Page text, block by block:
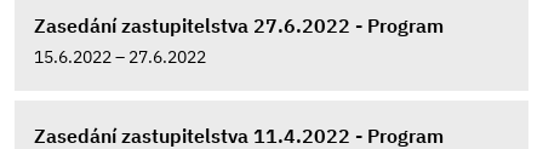
Zasedání zastupitelstva 27.6.2022 - Program
15.6.2022 – 27.6.2022
Zasedání zastupitelstva 11.4.2022 - Program